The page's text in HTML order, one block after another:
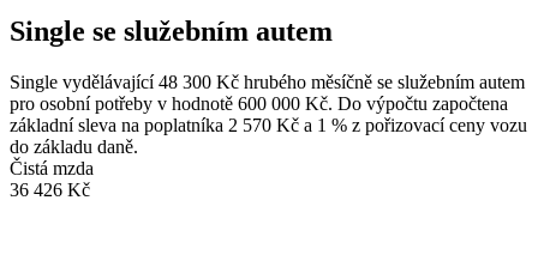
Single se služebním autem
Single vydělávající 48 300 Kč hrubého měsíčně se služebním autem
pro osobní potřeby v hodnotě 600 000 Kč. Do výpočtu započtena
základní sleva na poplatníka 2 570 Kč a 1 % z pořizovací ceny vozu
do základu daně.
Čistá mzda
36 426 Kč